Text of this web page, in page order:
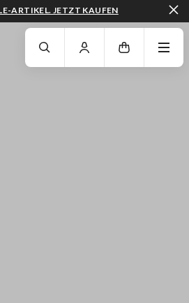
GEHEN SIE ZUM ENDE DER SEITE
ARTIKEL. JETZT KAUFEN